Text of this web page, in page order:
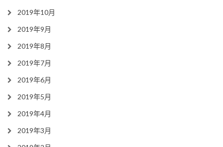
2019年10月
2019年9月
2019年8月
2019年7月
2019年6月
2019年5月
2019年4月
2019年3月